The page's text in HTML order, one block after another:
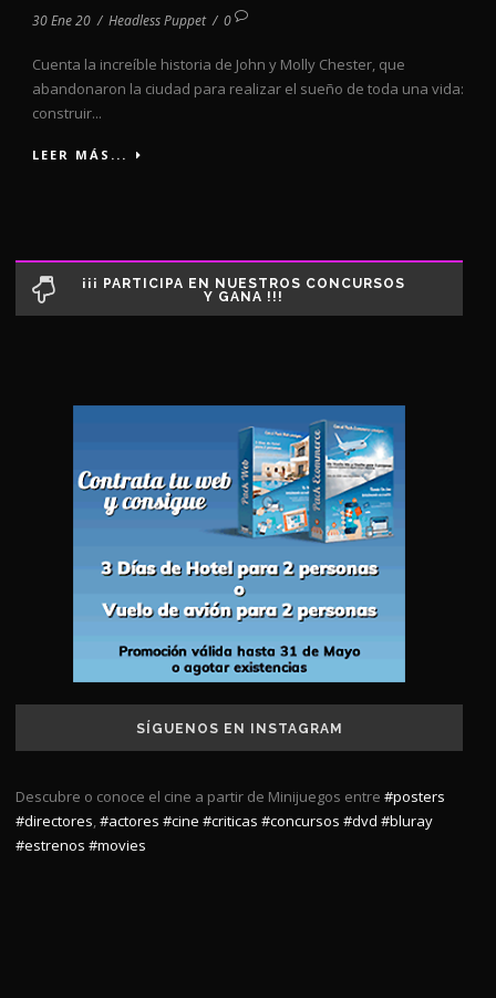
30 Ene 20 / Headless Puppet / 0
Cuenta la increíble historia de John y Molly Chester, que
abandonaron la ciudad para realizar el sueño de toda una vida:
construir...
LEER MÁS...
¡¡¡ PARTICIPA EN NUESTROS CONCURSOS
Y GANA !!!
SÍGUENOS EN INSTAGRAM
Descubre o conoce el cine a partir de Minijuegos entre #posters
#directores,#actores #cine #criticas #concursos #dvd #bluray
#estrenos #movies